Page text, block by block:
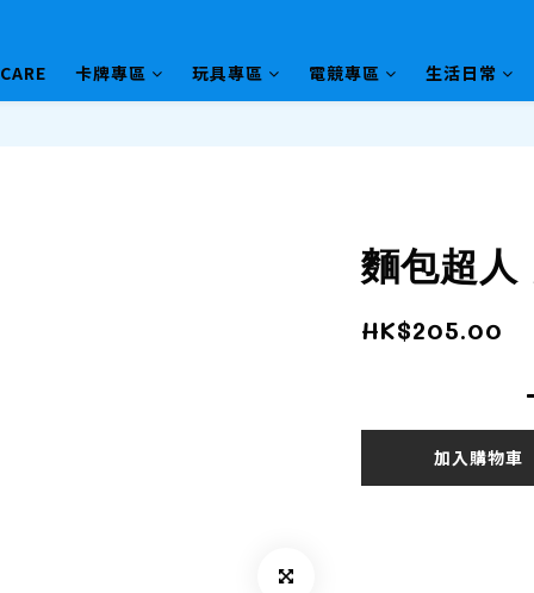
卡牌專區 玩具專區 電競專區 生活日常
麵包超人
HK$205.00
加入購物車